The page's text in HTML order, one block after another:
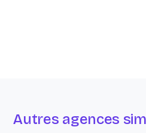
Autres agences